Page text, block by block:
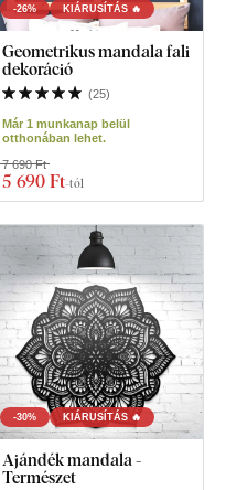
-26% KIÁRUSÍTÁS 🔥
Geometrikus mandala fali
dekoráció
(25)
Már 1 munkanap belül
otthonában lehet.
5 690 Ft-tól
7 690 Ft
-30% KIÁRUSÍTÁS 🔥
Ajándék mandala -
Természet